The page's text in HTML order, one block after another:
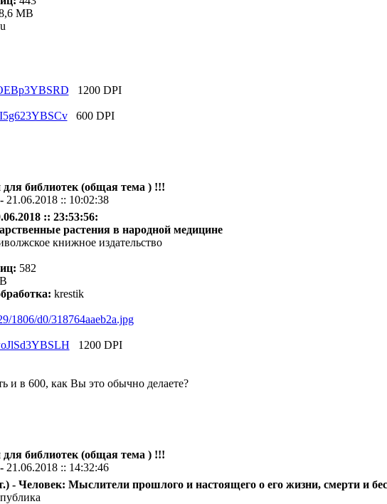
MB
1200 DPI
600 DPI
библиотек (общая тема ) !!!
21.06.2018 :: 10:02:38
:: 23:53:56:
растения в народной медицине
книжное издательство
582
krestik
1806/d0/318764aaeb2a.jpg
1200 DPI
и в 600, как Вы это обычно делаете?
библиотек (общая тема ) !!!
21.06.2018 :: 14:32:46
- Человек: Мыслители прошлого и настоящего о его жизни, смерти и